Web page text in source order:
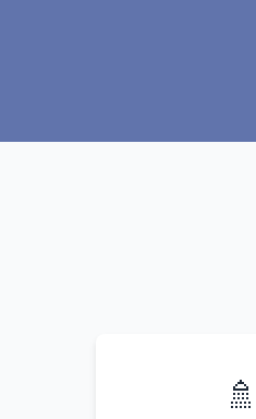
🚿